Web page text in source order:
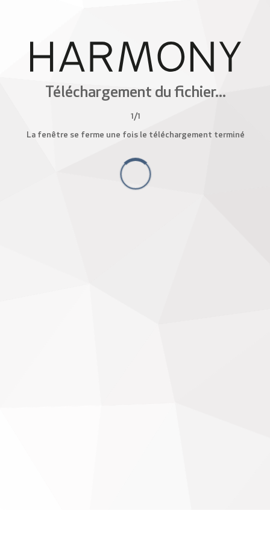
Téléchargement du fichier...
1 /1
La fenêtre se ferme une fois le téléchargement terminé